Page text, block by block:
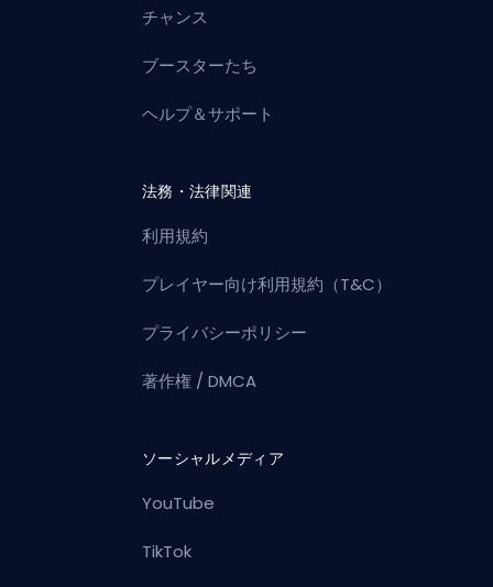
チャンス
ブースターたち
ヘルプ＆サポート
法務・法律関連
利用規約
プレイヤー向け利用規約（T&C）
プライバシーポリシー
著作権 / DMCA
ソーシャルメディア
YouTube
TikTok